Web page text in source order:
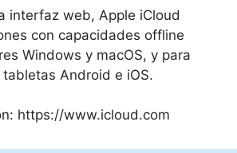
interfaz web, Apple iCloud
con capacidades offline
Windows y macOS, y para
Android e iOS.
https://www.icloud.com